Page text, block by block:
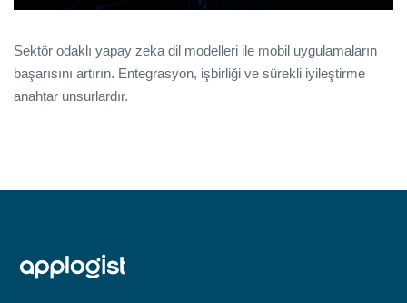
Sektör odaklı yapay zeka dil modelleri ile mobil uygulamaların
başarısını artırın. Entegrasyon, işbirliği ve sürekli iyileştirme
anahtar unsurlardır.